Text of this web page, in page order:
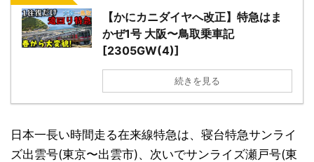
【かにカニダイヤへ改正】特急はま
かぜ1号 大阪〜鳥取乗車記
[2305GW(4)]
続きを見る
日本一長い時間走る在来線特急は、寝台特急サンライ
ズ出雲号(東京〜出雲市)、次いでサンライズ瀬戸号(東